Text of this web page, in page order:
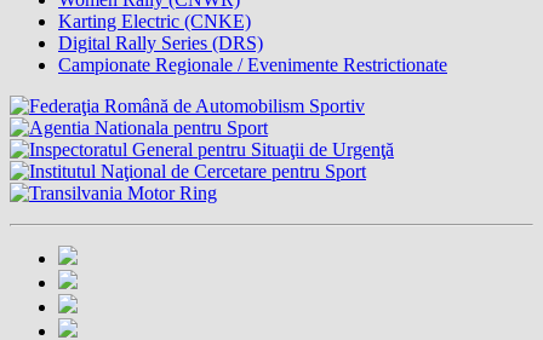
Karting Electric (CNKE)
Digital Rally Series (DRS)
Campionate Regionale / Evenimente Restrictionate